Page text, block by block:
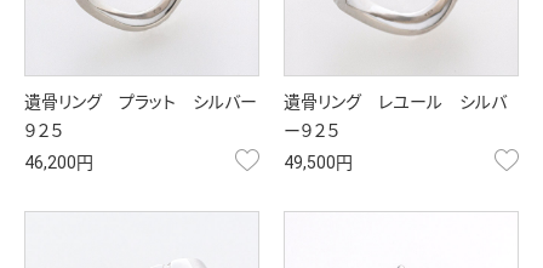
遺骨リング プラット シルバー
９２５
46,200円
お気に入り
遺骨リング レユール シルバ
ー９２５
49,500円